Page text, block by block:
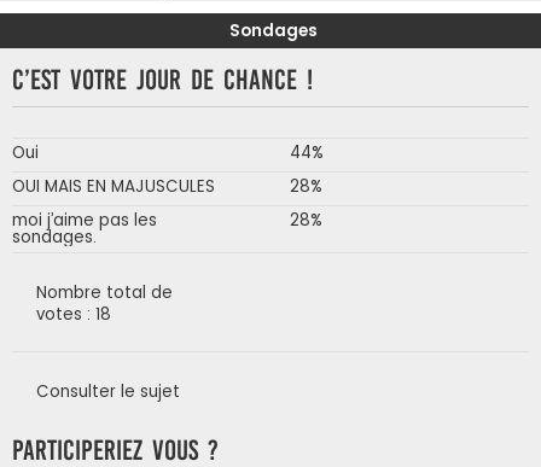
Sondages
C’est votre jour de chance !
Oui
44%
OUI MAIS EN MAJUSCULES
28%
moi j’aime pas les
sondages.
28%
Nombre total de
votes : 18
Consulter le sujet
Participeriez vous ?